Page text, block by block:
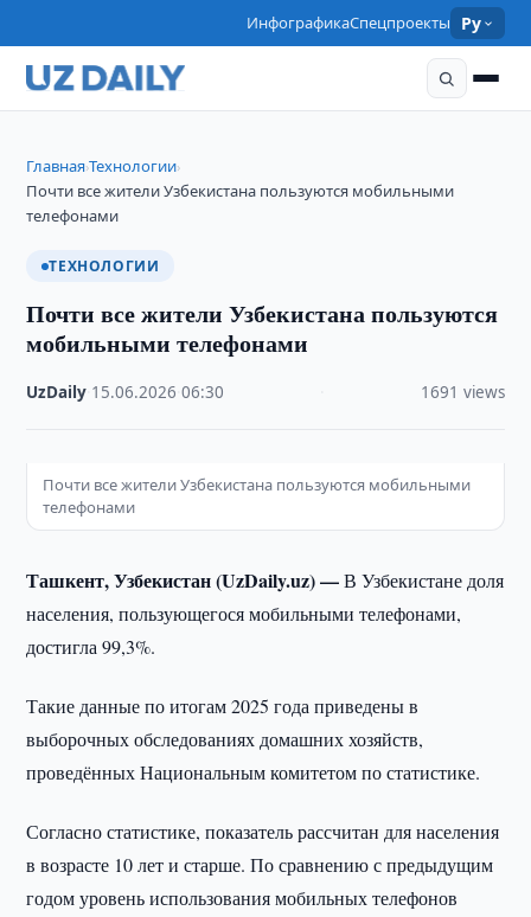
ИнфографикаСпецпроекты Ру
Главная›Технологии›
Почти все жители Узбекистана пользуются мобильными
телефонами
ТЕХНОЛОГИИ
Почти все жители Узбекистана пользуются
мобильными телефонами
UzDaily 15.06.2026 ·06:30 1691 views
Почти все жители Узбекистана пользуются мобильными
телефонами
Ташкент, Узбекистан (UzDaily.uz) —В Узбекистане доля
населения, пользующегося мобильными телефонами,
достигла 99,3%.
Такие данные по итогам 2025 года приведены в
выборочных обследованиях домашних хозяйств,
проведённых Национальным комитетом по статистике.
Согласно статистике, показатель рассчитан для населения
в возрасте 10 лет и старше. По сравнению с предыдущим
годом уровень использования мобильных телефонов